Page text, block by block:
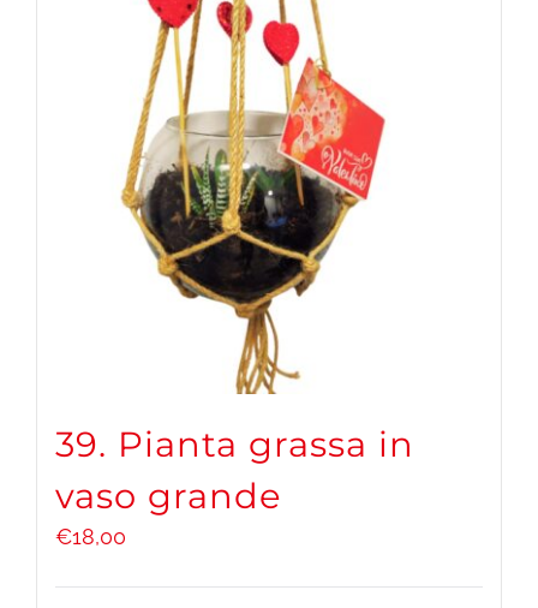
39. Pianta grassa in
vaso grande
€18,00